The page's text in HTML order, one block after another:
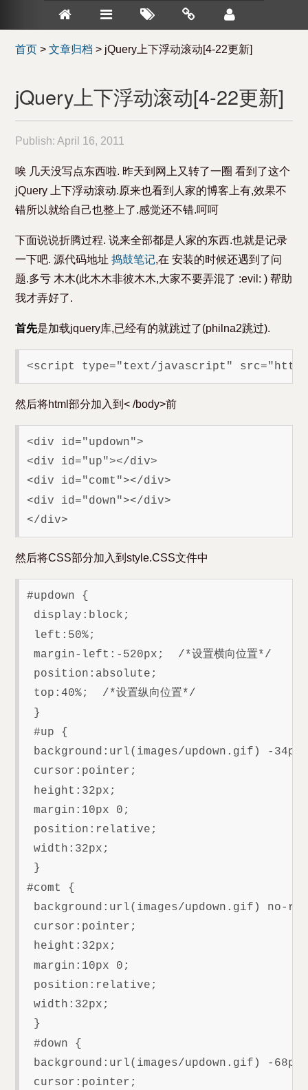
首页 >文章归档 > jQuery上下浮动滚动[4-22更新]
jQuery上下浮动滚动[4-22更新]
Publish:April 16, 2011
唉 几天没写点东西啦. 昨天到网上又转了一圈 看到了这个
jQuery 上下浮动滚动.原来也看到人家的博客上有,效果不
错所以就给自己也整上了.感觉还不错.呵呵
下面说说折腾过程. 说来全部都是人家的东西.也就是记录
一下吧. 源代码地址捣鼓笔记,在 安装的时候还遇到了问
题.多亏 木木(此木木非彼木木,大家不要弄混了 :evil: ) 帮助
我才弄好了.
首先是加载jquery库,已经有的就跳过了(philna2跳过).
然后将html部分加入到< /body>前
<div id="updown">
<div id="up"></div>
<div id="comt"></div>
<div id="down"></div>
然后将CSS部分加入到style.CSS文件中
#updown {
display:block;
left:50%;
margin-left:-520px;  /*设置横向位置*/
position:absolute;
top:40%;  /*设置纵向位置*/
}
#up {
background:url(images/updown.gif) -
cursor:pointer;
height:32px;
margin:10px 0;
position:relative;
width:32px;
}
#comt {
background:url(images/updown.gif) no-
cursor:pointer;
height:32px;
margin:10px 0;
position:relative;
width:32px;
}
#down {
background:url(images/updown.gif) -
cursor:pointer;